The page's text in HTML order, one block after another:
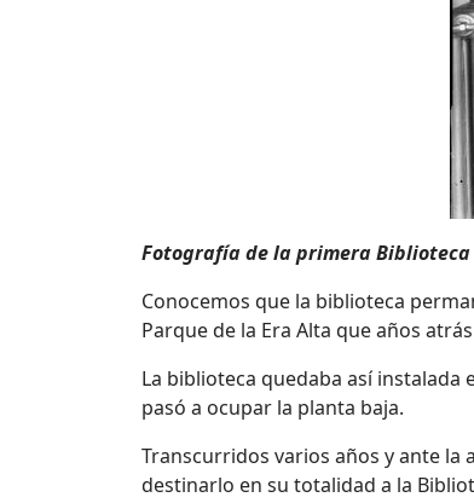
Fotografía de la primera Biblioteca
Conocemos que la biblioteca
Parque de la Era Alta que años
La biblioteca quedaba así
pasó a ocupar la planta baja.
Transcurridos varios años y ante
destinarlo en su totalidad a la